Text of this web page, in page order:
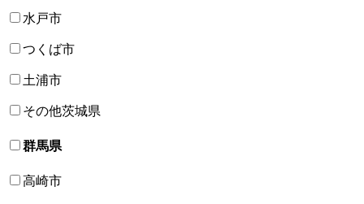
水戸市
つくば市
土浦市
その他茨城県
群馬県
高崎市